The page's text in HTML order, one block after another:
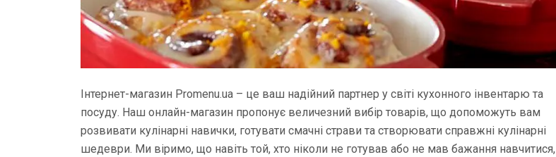
Інтернет-магазин Promenu.ua – це ваш надійний партнер у світі кухонного інвентарю та
посуду. Наш онлайн-магазин пропонує величезний вибір товарів, що допоможуть вам
розвивати кулінарні навички, готувати смачні страви та створювати справжні кулінарні
шедеври. Ми віримо, що навіть той, хто ніколи не готував або не мав бажання навчитися,